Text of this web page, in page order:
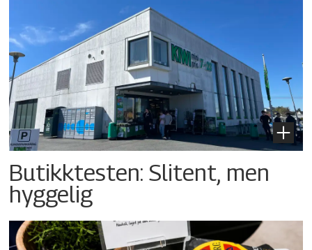
Butikktesten: Slitent, men
hyggelig